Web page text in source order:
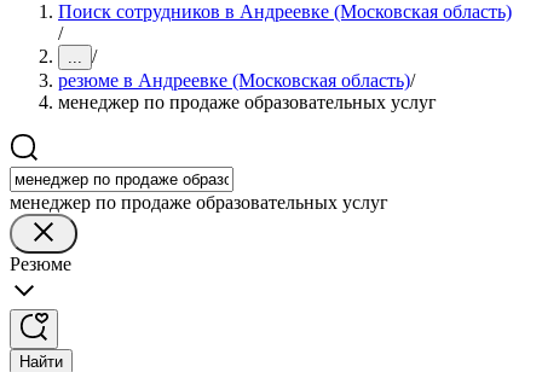
Поиск сотрудников в Андреевке (Московская область)
/
... /
резюме в Андреевке (Московская область)/
менеджер по продаже образовательных услуг
менеджер по продаже образовательных услуг
Резюме
Найти